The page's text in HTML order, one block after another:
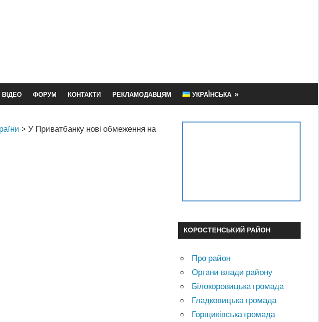
ВІДЕО ФОРУМ КОНТАКТИ РЕКЛАМОДАВЦЯМ УКРАЇНСЬКА
> У Приватбанку нові обмеження на
КОРОСТЕНСЬКИЙ РАЙОН
Про район
Органи влади району
Білокоровицька громада
Гладковицька громада
Горщиківська громада